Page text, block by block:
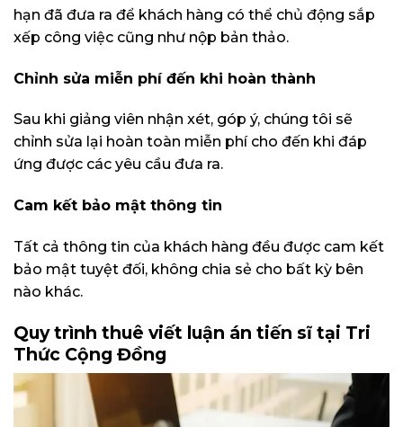
hạn đã đưa ra để khách hàng có thể chủ động sắp
xếp công việc cũng như nộp bản thảo.
Chỉnh sửa miễn phí đến khi hoàn thành
Sau khi giảng viên nhận xét, góp ý, chúng tôi sẽ
chỉnh sửa lại hoàn toàn miễn phí cho đến khi đáp
ứng được các yêu cầu đưa ra.
Cam kết bảo mật thông tin
Tất cả thông tin của khách hàng đều được cam kết
bảo mật tuyệt đối, không chia sẻ cho bất kỳ bên
nào khác.
Quy trình thuê viết luận án tiến sĩ tại Tri
Thức Cộng Đồng